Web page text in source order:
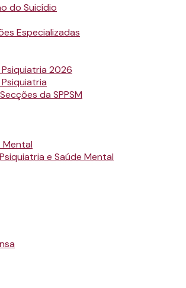
do Suicídio
Especializadas
2026
da SPPSM
e Saúde Mental